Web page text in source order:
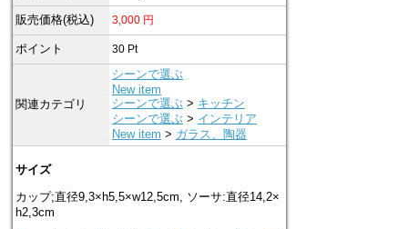
販売価格(税込) 3,000 円
ポイント 30 Pt
関連カテゴリ
シーンで選ぶ
New item
シーンで選ぶ > キッチン
シーンで選ぶ > インテリア
New item > ガラス、陶器
サイズ
カップ;直径9,3×h5,5×w12,5cm, ソーサ:直径14,2×
h2,3cm